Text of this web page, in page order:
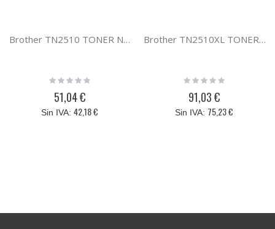
Brother TN2510 TONER NEGRO
Rating:
51,04 €
42,18 €
Brother TN2510XL TONER NEGRO
Rating:
91,03 €
75,23 €